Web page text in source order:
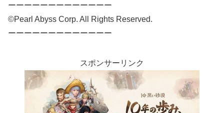
ーーーーーーーーーーーーー
©Pearl Abyss Corp. All Rights Reserved.
ーーーーーーーーーーーーー
スポンサーリンク